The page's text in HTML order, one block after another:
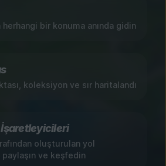
bir konuma anında gidin
koleksiyon ve sır haritalandı
İşaretleyicileri
oluşturulan yol
paylaşın ve keşfedin